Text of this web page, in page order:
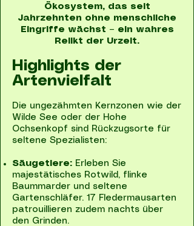
Ökosystem, das seit
Jahrzehnten ohne menschliche
Eingriffe wächst – ein wahres
Relikt der Urzeit.
Highlights der
Artenvielfalt
Die ungezähmten Kernzonen wie der
Wilde See oder der Hohe
Ochsenkopf sind Rückzugsorte für
seltene Spezialisten:
Säugetiere: Erleben Sie
majestätisches Rotwild, flinke
Baummarder und seltene
Gartenschläfer. 17 Fledermausarten
patrouillieren zudem nachts über
den Grinden.